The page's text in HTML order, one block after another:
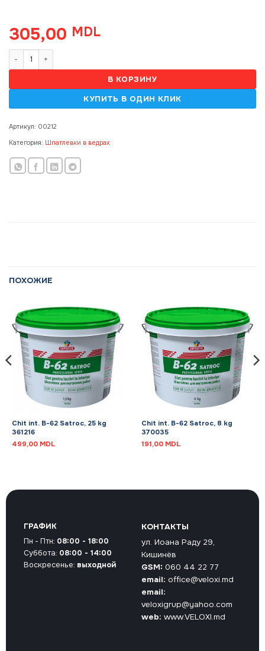
305,00 MDL
Количество товара Acryl-putz finisz, glet , 17 kg
В КОРЗИНУ
Артикул: 00212
Категория: Шпатлевки в ведрах
ПОХОЖИЕ
Chit int. B-62 Satroc, 25 kg
361216
499,00 MDL
Chit int. B-62 Satroc, 8 kg
370035
191,00 MDL
КОНТАКТЫ
ул. Иоана Раду 29,
Кишинёв
GSM: 060 44 22 77
email: office@veloxi.md
email:
veloxigrup@yahoo.com
web: www.VELOXI.md
ГРАФИК
Пн - Птн: 08:00 - 18:00
Суббота: 08:00 - 14:00
Воскресенье: выходной